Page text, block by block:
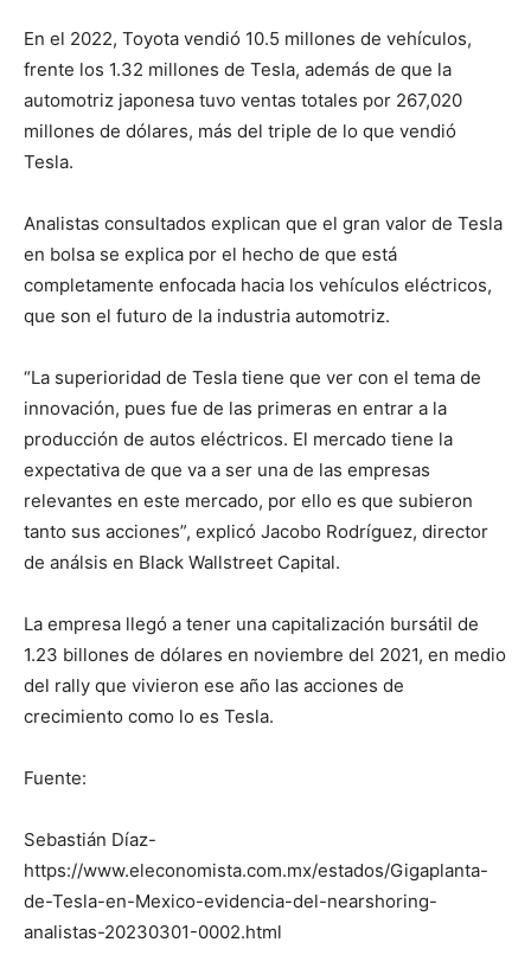
En el 2022, Toyota vendió 10.5 millones de vehículos,
frente los 1.32 millones de Tesla, además de que la
automotriz japonesa tuvo ventas totales por 267,020
millones de dólares, más del triple de lo que vendió
Tesla.
Analistas consultados explican que el gran valor de Tesla
en bolsa se explica por el hecho de que está
completamente enfocada hacia los vehículos eléctricos,
que son el futuro de la industria automotriz.
“La superioridad de Tesla tiene que ver con el tema de
innovación, pues fue de las primeras en entrar a la
producción de autos eléctricos. El mercado tiene la
expectativa de que va a ser una de las empresas
relevantes en este mercado, por ello es que subieron
tanto sus acciones”, explicó Jacobo Rodríguez, director
de análsis en Black Wallstreet Capital.
La empresa llegó a tener una capitalización bursátil de
1.23 billones de dólares en noviembre del 2021, en medio
del rally que vivieron ese año las acciones de
crecimiento como lo es Tesla.
Fuente:
Sebastián Díaz-
https://www.eleconomista.com.mx/estados/Gigaplanta-
de-Tesla-en-Mexico-evidencia-del-nearshoring-
analistas-20230301-0002.html